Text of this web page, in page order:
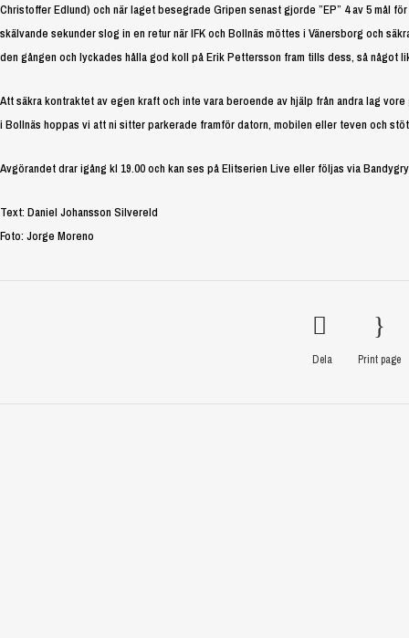
Christoffer Edlund) och när laget besegrade Gripen senast gjorde ”EP” 4 av 5 mål
skälvande sekunder slog in en retur när IFK och Bollnäs möttes i Vänersborg och
den gången och lyckades hålla god koll på Erik Pettersson fram tills dess, så något
Att säkra kontraktet av egen kraft och inte vara beroende av hjälp från andra lag
i Bollnäs hoppas vi att ni sitter parkerade framför datorn, mobilen eller teven och
Avgörandet drar igång kl 19.00 och kan ses på Elitserien Live eller följas via
Text: Daniel Johansson Silvereld
Foto: Jorge Moreno
Dela Print page